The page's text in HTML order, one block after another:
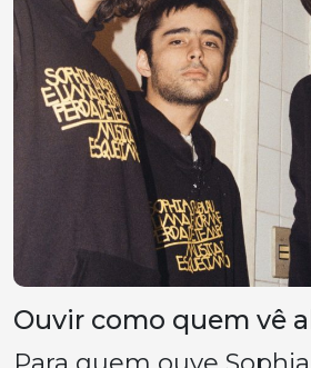
Ouvir como quem vê